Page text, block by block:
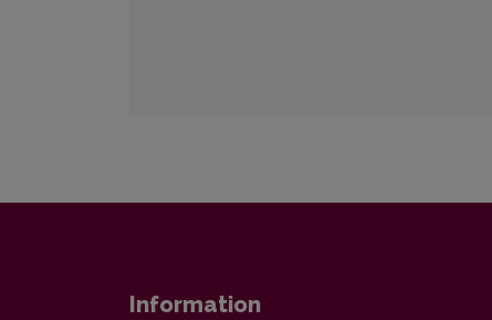
Information